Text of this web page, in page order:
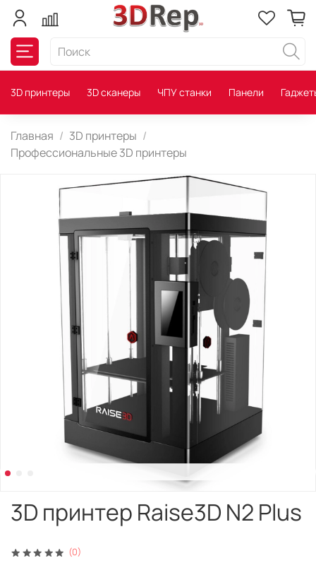
3D принтеры 3D сканеры ЧПУ станки Панели
Главная
3D принтеры
Профессиональные 3D принтеры
(0)
3D принтер Raise3D N2 Plus